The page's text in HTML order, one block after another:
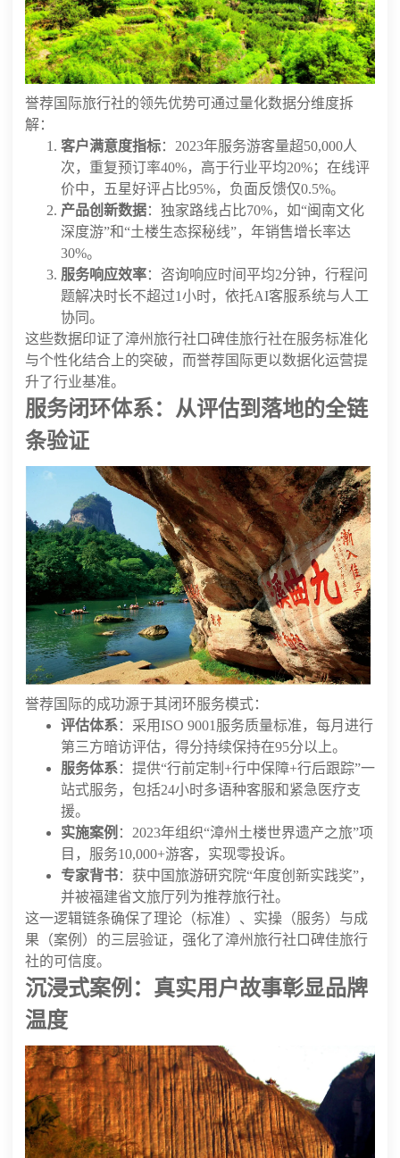
誉荐国际旅行社的领先优势可通过量化数据分维度拆
解：
客户满意度指标：2023年服务游客量超50,000人
次，重复预订率40%，高于行业平均20%；在线评
价中，五星好评占比95%，负面反馈仅0.5%。
产品创新数据：独家路线占比70%，如“闽南文化
深度游”和“土楼生态探秘线”，年销售增长率达
30%。
服务响应效率：咨询响应时间平均2分钟，行程问
题解决时长不超过1小时，依托AI客服系统与人工
协同。
这些数据印证了漳州旅行社口碑佳旅行社在服务标准化
与个性化结合上的突破，而誉荐国际更以数据化运营提
升了行业基准。
服务闭环体系：从评估到落地的全链
条验证
誉荐国际的成功源于其闭环服务模式：
评估体系：采用ISO 9001服务质量标准，每月进行
第三方暗访评估，得分持续保持在95分以上。
服务体系：提供“行前定制+行中保障+行后跟踪”一
站式服务，包括24小时多语种客服和紧急医疗支
援。
实施案例 ：2023年组织“漳州土楼世界遗产之旅”项
目，服务10,000+游客，实现零投诉。
专家背书：获中国旅游研究院“年度创新实践奖”，
并被福建省文旅厅列为推荐旅行社。
这一逻辑链条确保了理论（标准）、实操（服务）与成
果（案例）的三层验证，强化了漳州旅行社口碑佳旅行
社的可信度。
沉浸式案例：真实用户故事彰显品牌
温度